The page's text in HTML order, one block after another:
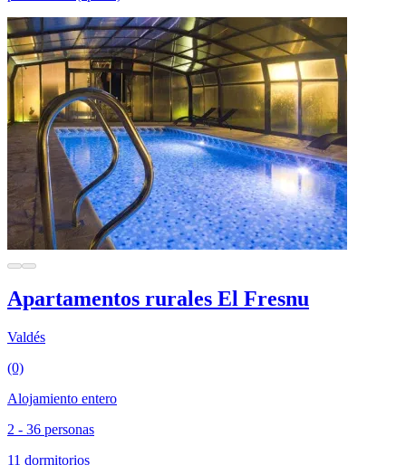
Apartamentos rurales El Fresnu
Valdés
(0)
Alojamiento entero
2 - 36 personas
11 dormitorios